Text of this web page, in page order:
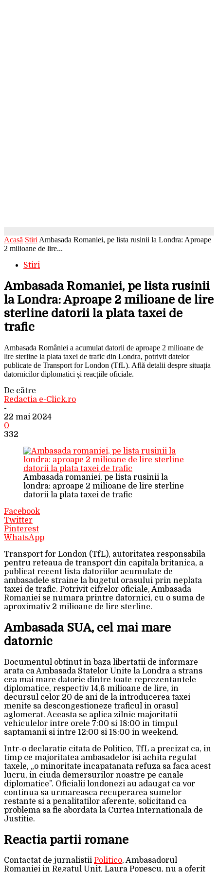
Acasă Stiri Ambasada Romaniei, pe lista rusinii la Londra: Aproape
2 milioane de lire...
Stiri
Ambasada Romaniei, pe lista rusinii
la Londra: Aproape 2 milioane de lire
sterline datorii la plata taxei de
trafic
Ambasada României a acumulat datorii de aproape 2 milioane de
lire sterline la plata taxei de trafic din Londra, potrivit datelor
publicate de Transport for London (TfL). Află detalii despre situația
datornicilor diplomatici și reacțiile oficiale.
De către
Redactia e-Click.ro
-
22 mai 2024
0
332
Ambasada romaniei, pe lista rusinii la
londra: aproape 2 milioane de lire sterline
datorii la plata taxei de trafic
Facebook
Twitter
Pinterest
WhatsApp
Transport for London (TfL), autoritatea responsabila
pentru reteaua de transport din capitala britanica, a
publicat recent lista datoriilor acumulate de
ambasadele straine la bugetul orasului prin neplata
taxei de trafic. Potrivit cifrelor oficiale, Ambasada
Romaniei se numara printre datornici, cu o suma de
aproximativ 2 milioane de lire sterline.
Ambasada SUA, cel mai mare
datornic
Documentul obtinut in baza libertatii de informare
arata ca Ambasada Statelor Unite la Londra a strans
cea mai mare datorie dintre toate reprezentantele
diplomatice, respectiv 14,6 milioane de lire, in
decursul celor 20 de ani de la introducerea taxei
menite sa descongestioneze traficul in orasul
aglomerat. Aceasta se aplica zilnic majoritatii
vehiculelor intre orele 7:00 si 18:00 in timpul
saptamanii si intre 12:00 si 18:00 in weekend.
Intr-o declaratie citata de Politico, TfL a precizat ca, in
timp ce majoritatea ambasadelor isi achita regulat
taxele, „o minoritate incapatanata refuza sa faca acest
lucru, in ciuda demersurilor noastre pe canale
diplomatice”. Oficialii londonezi au adaugat ca vor
continua sa urmareasca recuperarea sumelor
restante si a penalitatilor aferente, solicitand ca
problema sa fie abordata la Curtea Internationala de
Justitie.
Reactia partii romane
Contactat de jurnalistii Politico, Ambasadorul
Romaniei in Regatul Unit, Laura Popescu, nu a oferit